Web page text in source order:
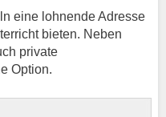
eine lohnende Adresse
bieten. Neben
private
Option.